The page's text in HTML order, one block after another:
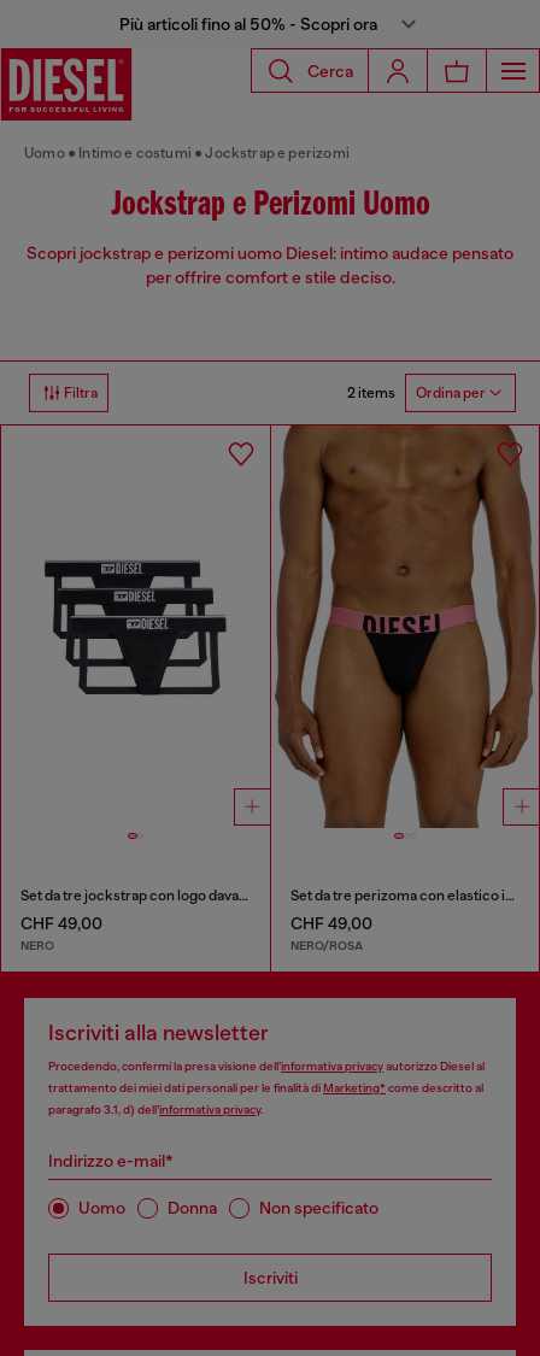
Più articoli fino al 50% - Scopri ora
Cerca
Uomo Intimo e costumi Jockstrap e perizomi
Jockstrap e Perizomi Uomo
Scopri jockstrap e perizomi uomo Diesel: intimo audace pensato
per offrire comfort e stile deciso.
Filtra 2 items Ordina per
Set da tre jockstrap con logo davanti
CHF 49,00
NERO
Set da tre perizoma con elastico in vita con logo bold
CHF 49,00
NERO/ROSA
Iscriviti alla newsletter
Procedendo, confermi la presa visione dell’informativa privacyautorizzo Diesel al
trattamento dei miei dati personali per le finalità diMarketing*come descritto al
paragrafo 3.1, d) dell’informativa privacy.
Indirizzo e-mail*
Uomo Donna Non specificato
Iscriviti